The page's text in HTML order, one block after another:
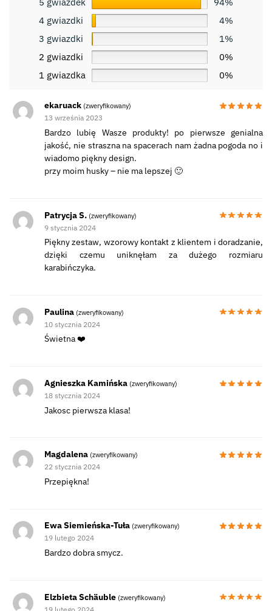
5 gwiazdek
94%
4 gwiazdki
4%
3 gwiazdki
1%
2 gwiazdki
0%
1 gwiazdka
0%
ekaruack (zweryfikowany)
13 września 2023
Bardzo lubię Wasze produkty! po pierwsze genialna
jakość, nie straszna na spacerach nam żadna pogoda no i
wiadomo piękny design.
przy moim husky – nie ma lepszej 🙂
Patrycja S. (zweryfikowany)
9 stycznia 2024
Piękny zestaw, wzorowy kontakt z klientem i doradzanie,
dzięki czemu uniknęłam za dużego rozmiaru
karabińczyka.
Paulina (zweryfikowany)
10 stycznia 2024
Świetna ❤️
Agnieszka Kamińska (zweryfikowany)
18 stycznia 2024
Jakosc pierwsza klasa!
Magdalena (zweryfikowany)
22 stycznia 2024
Przepiękna!
Ewa Siemieńska-Tuła (zweryfikowany)
19 lutego 2024
Bardzo dobra smycz.
Elzbieta Schäuble (zweryfikowany)
19 lutego 2024